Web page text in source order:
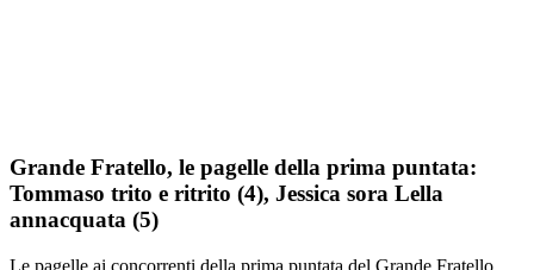
Grande Fratello, le pagelle della prima puntata:
Tommaso trito e ritrito (4), Jessica sora Lella
annacquata (5)
Le pagelle ai concorrenti della prima puntata del Grande Fratello